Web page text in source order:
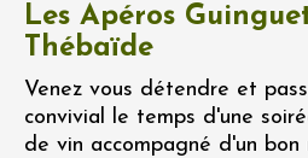
Les Apéros
Thébaïde
Venez vous détendre et
convivial le temps d'une
de vin accompagné d'un